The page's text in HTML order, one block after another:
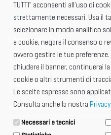
Vetrina Espositori
International Club
Tax & Legal Global Services
News e Comunicati
Media Kit
TUTTI" acconsenti all'uso di
strettamente necessari. Usa il
selezionare in modo analitico
e cookie, negare il consenso o
ovvero gestire le tue
chiudere il banner, continuerai
cookie o altri strumenti di
Le scelte espresse sono
Consulta anche la nostra
Necessari e tecnici